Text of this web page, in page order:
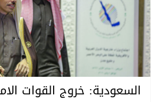
السعودية: خروج القوات